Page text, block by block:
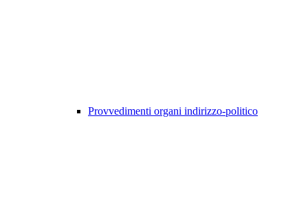
Provvedimenti organi indirizzo-politico